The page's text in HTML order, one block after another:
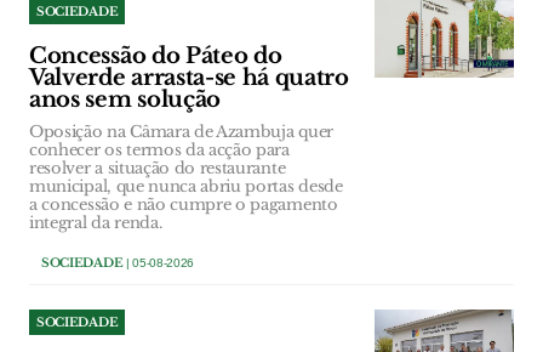
SOCIEDADE
Concessão do Páteo do
Valverde arrasta-se há quatro
anos sem solução
Oposição na Câmara de Azambuja quer
conhecer os termos da acção para
resolver a situação do restaurante
municipal, que nunca abriu portas desde
a concessão e não cumpre o pagamento
integral da renda.
SOCIEDADE| 05-08-2026
SOCIEDADE